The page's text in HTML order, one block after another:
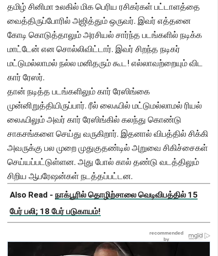
தமிழ் சினிமா உலகில் மிக பெரிய ரசிகர்கள் பட்டாளத்தை
வைத்திருப்போரில் அஜித்தும் ஒருவர். இவர் எத்தனை
கோடி கொடுத்தாலும் அரசியல் சார்ந்த படங்களில் நடிக்க
மாட்டேன் என சொல்லிவிட்டார். இவர் சிறந்த நடிகர்
மட்டுமல்லாமல் நல்ல மனிதரும் கூட! எல்லாவற்றையும் விட
கார் ரேஸர்.
தான் நடித்த படங்களிலும் கார் ரேஸிங்கை
முன்னிறுத்தியிருப்பார். ரீல் லைஃபில் மட்டுமல்லாமல் ரியல்
லைஃபிலும் அவர் கார் ரேஸிங்கில் கலந்து கொண்டு
சாகசங்களை செய்து வருகிறார். இதனால் விபத்தில் சிக்கி
அவருக்கு பல முறை முதுகுதண்டில் அறுவை சிகிச்சைகள்
செய்யப்பட்டுள்ளன. அது போல் கால் தண்டு வடத்திலும்
சிறிய ஆபரேஷன்கள் நடத்தப்பட்டன.
Also Read - நாக்பூரில் தொழிற்சாலை வெடிவிபத்தில் 15
பேர் பலி; 18 பேர் படுகாயம்!